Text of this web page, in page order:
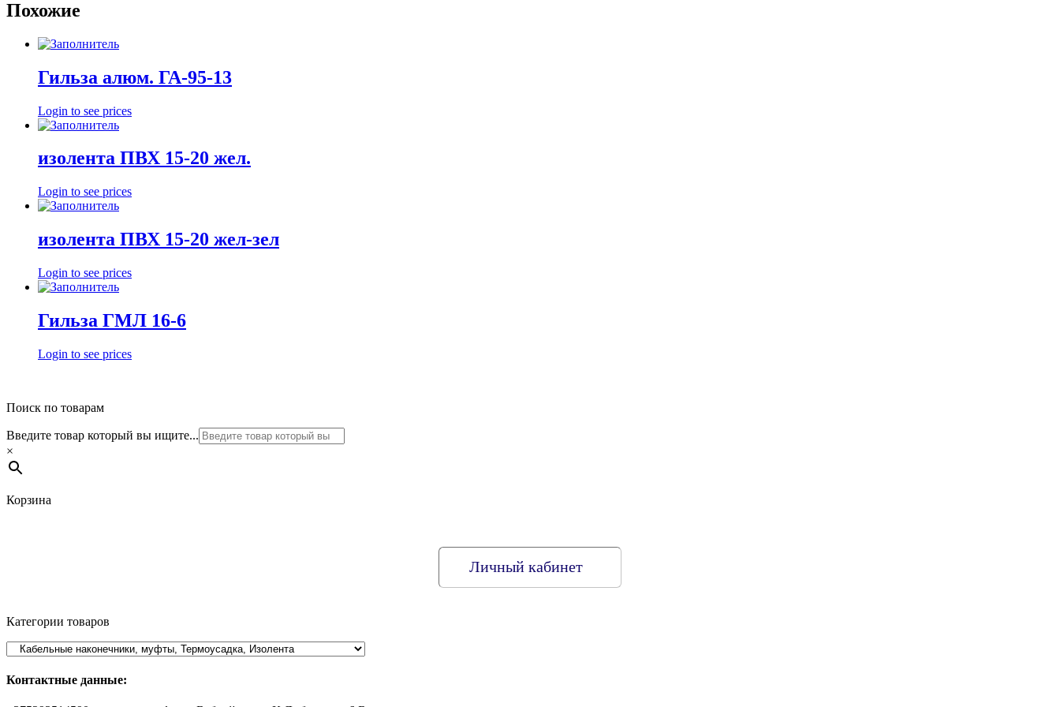
Похожие
Гильза алюм. ГА-95-13
Login to see prices
изолента ПВХ 15-20 жел.
Login to see prices
изолента ПВХ 15-20 жел-зел
Login to see prices
Гильза ГМЛ 16-6
Login to see prices
Поиск по товарам
Введите товар который вы ищите...
×
Корзина
Личный кабинет
Категории товаров
Контактные данные: